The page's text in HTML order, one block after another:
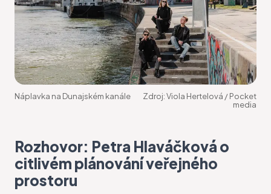
Náplavka na Dunajském kanále Zdroj:Viola Hertelová / Pocket
media
Rozhovor: Petra Hlaváčková o
citlivém plánování veřejného
prostoru